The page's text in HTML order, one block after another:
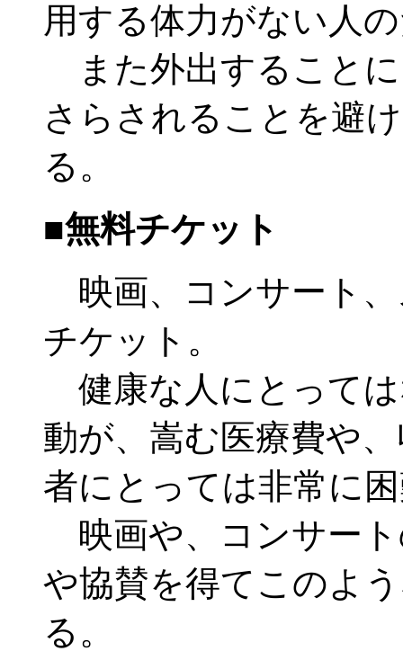
用する体力がない人
また外出すること
さらされることを避
る。
■無料チケット
映画、コンサート
チケット。
健康な人にとって
動が、嵩む医療費や
者にとっては非常に
映画や、コンサー
や協賛を得てこのよ
る。